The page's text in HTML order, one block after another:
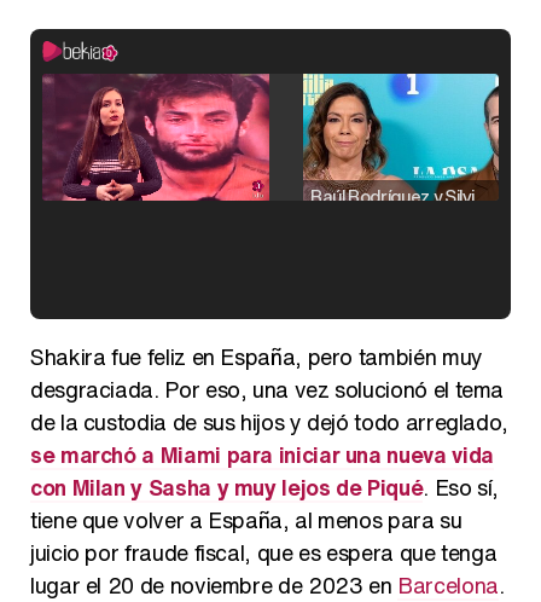
Raúl Rodríguez y Silvia Taulés nos cuentan su papel en 'La familia de la tele'
Shakira fue feliz en España, pero también muy
desgraciada. Por eso, una vez solucionó el tema
de la custodia de sus hijos y dejó todo arreglado,
se marchó a Miami para iniciar una nueva vida
con Milan y Sasha y muy lejos de Piqué. Eso sí,
tiene que volver a España, al menos para su
juicio por fraude fiscal, que es espera que tenga
lugar el 20 de noviembre de 2023 en Barcelona.